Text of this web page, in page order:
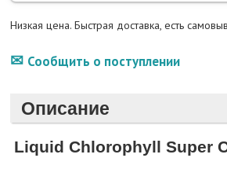
Низкая цена. Быстрая доставка, есть
Сообщить о поступлении
Описание
Liquid Chlorophyll Super